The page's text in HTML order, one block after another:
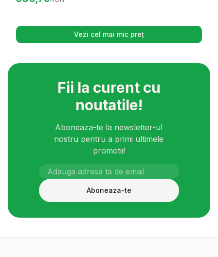
Vezi cel mai mic preț(se deschide într-o filă nouă)
Fii la curent cu
noutatile!
Aboneaza-te la newsletter-ul
nostru pentru a primi ultimele
promotii!
Aboneaza-te